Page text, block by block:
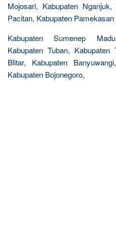
Mojosari, Kabupaten
Pacitan, Kabupaten
Kabupaten Sumenep
Kabupaten Tuban,
Blitar, Kabupaten
Kabupaten Bojonegoro,